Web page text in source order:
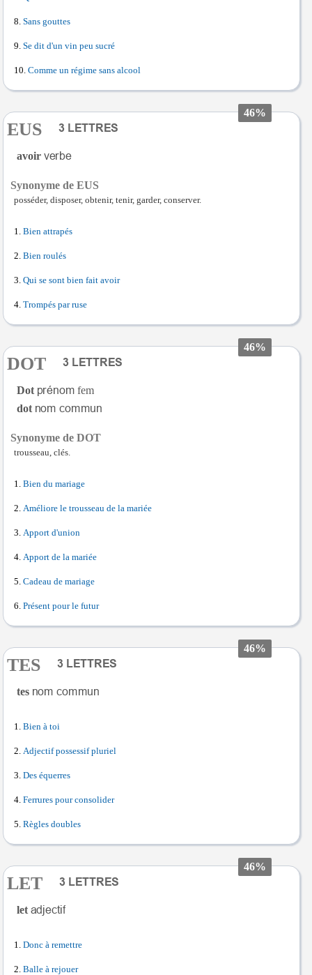
Sans gouttes
Se dit d'un vin peu sucré
Comme un régime sans alcool
46%
EUS
avoir
Synonyme de EUS
posséder, disposer, obtenir, tenir, garder, conserver.
Bien attrapés
Bien roulés
Qui se sont bien fait avoir
Trompés par ruse
46%
DOT
Dot
fem
dot
Synonyme de DOT
trousseau, clés.
Bien du mariage
Améliore le trousseau de la mariée
Apport d'union
Apport de la mariée
Cadeau de mariage
Présent pour le futur
46%
TES
tes
Bien à toi
Adjectif possessif pluriel
Des équerres
Ferrures pour consolider
Règles doubles
46%
LET
let
Donc à remettre
Balle à rejouer